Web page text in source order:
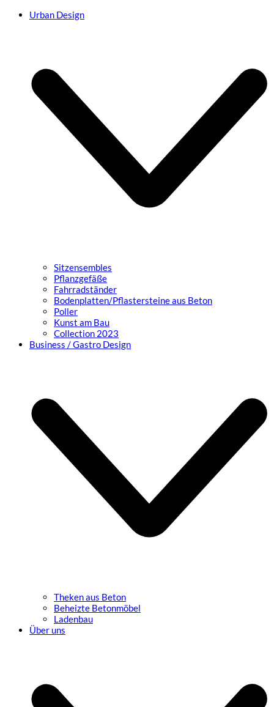
Urban Design
Sitzensembles
Pflanzgefäße
Fahrradständer
Bodenplatten/Pflastersteine aus Beton
Poller
Kunst am Bau
Collection 2023
Business / Gastro Design
Theken aus Beton
Beheizte Betonmöbel
Ladenbau
Über uns